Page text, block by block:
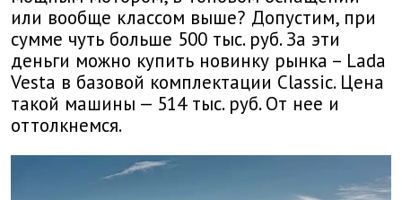
или вообще классом выше? Допустим, при
сумме чуть больше 500 тыс. руб. За эти
деньги можно купить новинку рынка – Lada
Vesta в базовой комплектации Classic. Цена
такой машины — 514 тыс. руб. От нее и
оттолкнемся.